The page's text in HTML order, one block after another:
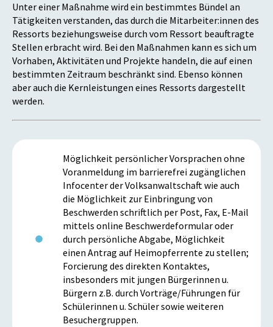
Unter einer Maßnahme wird ein bestimmtes Bündel an
Tätigkeiten verstanden, das durch die Mitarbeiter:innen des
Ressorts beziehungsweise durch vom Ressort beauftragte
Stellen erbracht wird. Bei den Maßnahmen kann es sich um
Vorhaben, Aktivitäten und Projekte handeln, die auf einen
bestimmten Zeitraum beschränkt sind. Ebenso können
aber auch die Kernleistungen eines Ressorts dargestellt
werden.
Möglichkeit persönlicher Vorsprachen ohne
Voranmeldung im barrierefrei zugänglichen
Infocenter der Volksanwaltschaft wie auch
die Möglichkeit zur Einbringung von
Beschwerden schriftlich per Post, Fax, E-Mail
mittels online Beschwerdeformular oder
durch persönliche Abgabe, Möglichkeit
einen Antrag auf Heimopferrente zu stellen;
Forcierung des direkten Kontaktes,
insbesonders mit jungen Bürgerinnen u.
Bürgern z.B. durch Vorträge/Führungen für
Schülerinnen u. Schüler sowie weiteren
Besuchergruppen.